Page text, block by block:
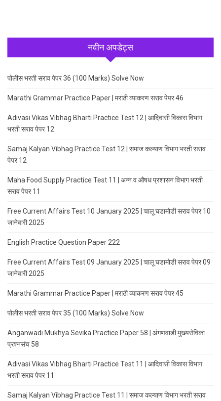
नवीन अपडेट्स
पोलीस भरती सराव पेपर 36 (100 Marks) Solve Now
Marathi Grammar Practice Paper | मराठी व्याकरण सराव पेपर 46
Adivasi Vikas Vibhag Bharti Practice Test 12 | आदिवासी विकास विभाग
भरती सराव पेपर 12
Samaj Kalyan Vibhag Practice Test 12 | समाज कल्याण विभाग भरती सराव
पेपर 12
Maha Food Supply Practice Test 11 | अन्न व औषध प्रशासन विभाग भरती
सराव पेपर 11
Free Current Affairs Test 10 January 2025 | चालू घडामोडी सराव पेपर 10
जानेवारी 2025
English Practice Question Paper 222
Free Current Affairs Test 09 January 2025 | चालू घडामोडी सराव पेपर 09
जानेवारी 2025
Marathi Grammar Practice Paper | मराठी व्याकरण सराव पेपर 45
पोलीस भरती सराव पेपर 35 (100 Marks) Solve Now
Anganwadi Mukhya Sevika Practice Paper 58 | अंगणवाडी मुख्यसेविका
प्रश्नसंच 58
Adivasi Vikas Vibhag Bharti Practice Test 11 | आदिवासी विकास विभाग
भरती सराव पेपर 11
Samaj Kalyan Vibhag Practice Test 11 | समाज कल्याण विभाग भरती सराव